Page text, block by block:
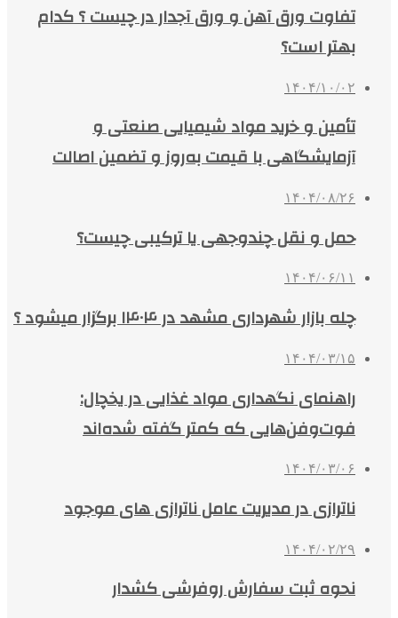
تفاوت ورق آهن و ورق آجدار در چیست ؟ کدام
بهتر است؟
۱۴۰۴/۱۰/۰۲
تأمین و خرید مواد شیمیایی صنعتی و
آزمایشگاهی با قیمت به‌روز و تضمین اصالت
۱۴۰۴/۰۸/۲۶
حمل و نقل چندوجهی یا ترکیبی چیست؟
۱۴۰۴/۰۶/۱۱
چله بازار شهرداری مشهد در ۱۴۰۴ برگزار میشود ؟
۱۴۰۴/۰۳/۱۵
راهنمای نگهداری مواد غذایی در یخچال:
فوت‌وفن‌هایی که کمتر گفته شده‌اند
۱۴۰۴/۰۳/۰۶
ناترازی در مدیریت عامل ناترازی های موجود
۱۴۰۴/۰۲/۲۹
نحوه ثبت سفارش روفرشی کشدار